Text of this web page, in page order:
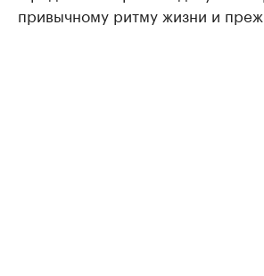
привычному ритму жизни и